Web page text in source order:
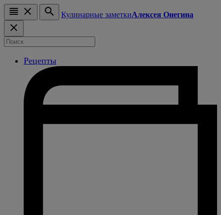
Кулинарные заметкиАлексея Онегина
Рецепты